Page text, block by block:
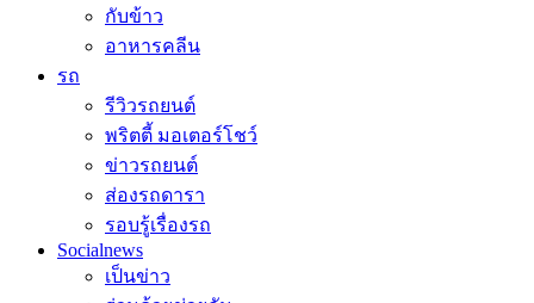
กับข้าว
อาหารคลีน
รถ
รีวิวรถยนต์
พริตตี้ มอเตอร์โชว์
ข่าวรถยนต์
ส่องรถดารา
รอบรู้เรื่องรถ
Socialnews
เป็นข่าว